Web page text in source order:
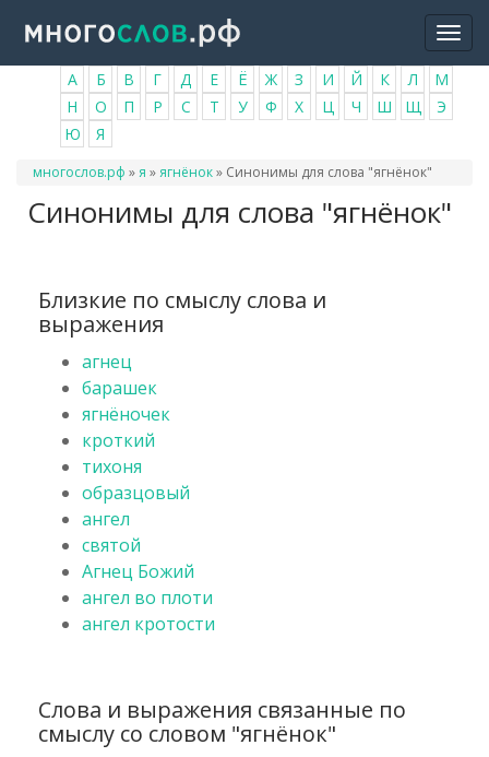
основному
содержанию
А Б В Г Д Е Ё Ж З И Й К Л
М
Н
О П Р С Т У Ф Х Ц Ч Ш Щ
Э
Ю
Я
Вы
многослов.рф »я »ягнёнок» Синонимы для слова "ягнёнок"
Синонимы для слова "ягнёнок"
Близкие по смыслу слова и
выражения
агнец
барашек
ягнёночек
кроткий
тихоня
образцовый
ангел
святой
Агнец Божий
ангел во плоти
ангел кротости
Слова и выражения связанные по
смыслу со словом "ягнёнок"